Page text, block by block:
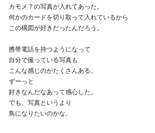
カモメ？の写真が入れてあった。
何かのカードを切り取って入れているから
この構図が好きだったんだろう。
携帯電話を持つようになって
自分で撮っている写真も
こんな感じのがたくさんある。
ずーっと
好きなんだなあって感心した。
でも、写真というより
鳥になりたいのかな。